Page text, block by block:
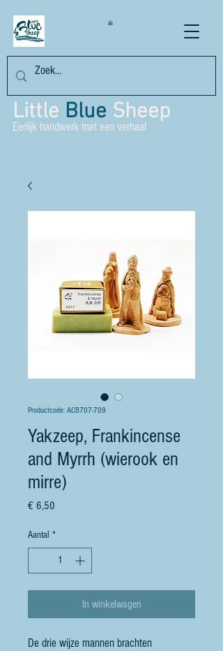
Little Blue Sheep
Eerlijk handwerk met een verhaal
Productcode: ACB707-709
Yakzeep, Frankincense
and Myrrh (wierook en
mirre)
€ 6,50
Aantal *
In winkelwagen
De drie wijze mannen brachten